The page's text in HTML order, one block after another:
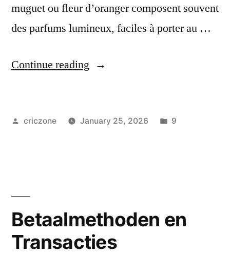
muguet ou fleur d’oranger composent souvent
des parfums lumineux, faciles à porter au …
Continue reading
criczone January 25, 2026 9
Betaalmethoden en
Transacties